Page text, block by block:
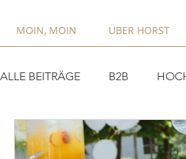
MOIN, MOIN ÜBER HORST
ALLE BEITRÄGE B2B